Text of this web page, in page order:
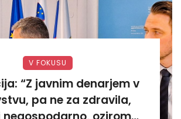
V FOKUSU
“Z javnim denarjem v
pa ne za zdravila,